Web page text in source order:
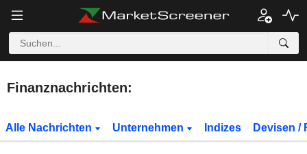
Finanznachrichten:
Alle Nachrichten Unternehmen Indizes Devisen /